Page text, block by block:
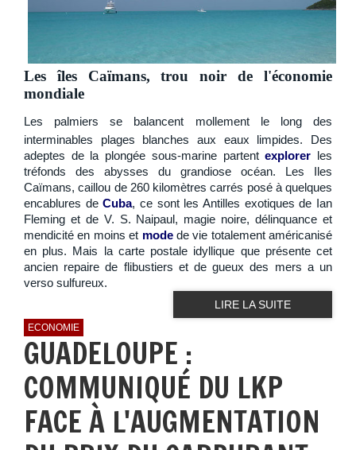
Les îles Caïmans, trou noir de l'économie
mondiale
Les palmiers se balancent mollement le long des
interminables plages blanches aux eaux limpides. Des
adeptes de la plongée sous-marine partentexplorer les
tréfonds des abysses du grandiose océan. Les Iles
Caïmans, caillou de 260 kilomètres carrés posé à quelques
encablures deCuba, ce sont les Antilles exotiques de Ian
Fleming et de V. S. Naipaul, magie noire, délinquance et
mendicité en moins et modede vie totalement américanisé
en plus. Mais la carte postale idyllique que présente cet
ancien repaire de flibustiers et de gueux des mers a un
verso sulfureux.
LIRE LA SUITE
ECONOMIE
GUADELOUPE :
COMMUNIQUÉ DU LKP
FACE À L'AUGMENTATION